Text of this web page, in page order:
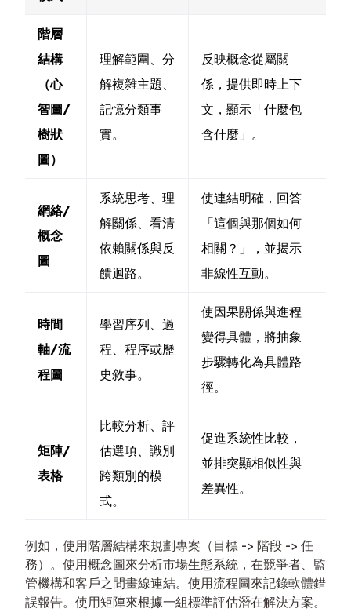
階層
結構
（心
智圖/
樹狀
圖）
理解範圍、分
解複雜主題、
記憶分類事
實。
反映概念從屬關
係，提供即時上下
文，顯示「什麼包
含什麼」。
網絡/
概念
圖
系統思考、理
解關係、看清
依賴關係與反
饋迴路。
使連結明確，回答
「這個與那個如何
相關？」，並揭示
非線性互動。
時間
軸/流
程圖
學習序列、過
程、程序或歷
史敘事。
使因果關係與進程
變得具體，將抽象
步驟轉化為具體路
徑。
矩陣/
表格
比較分析、評
估選項、識別
跨類別的模
式。
促進系統性比較，
並排突顯相似性與
差異性。
例如，使用階層結構來規劃專案（目標 -> 階段 -> 任
務）。使用概念圖來分析市場生態系統，在競爭者、監
管機構和客戶之間畫線連結。使用流程圖來記錄軟體錯
誤報告。使用矩陣來根據一組標準評估潛在解決方案。